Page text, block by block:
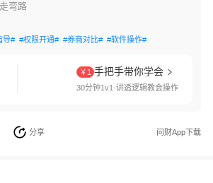
弯路
导# #权限开通# #券商对比# #软件操作#
￥1 手把手带你学会
30分钟1v1·讲透逻辑教会操作
分享 问财App下载